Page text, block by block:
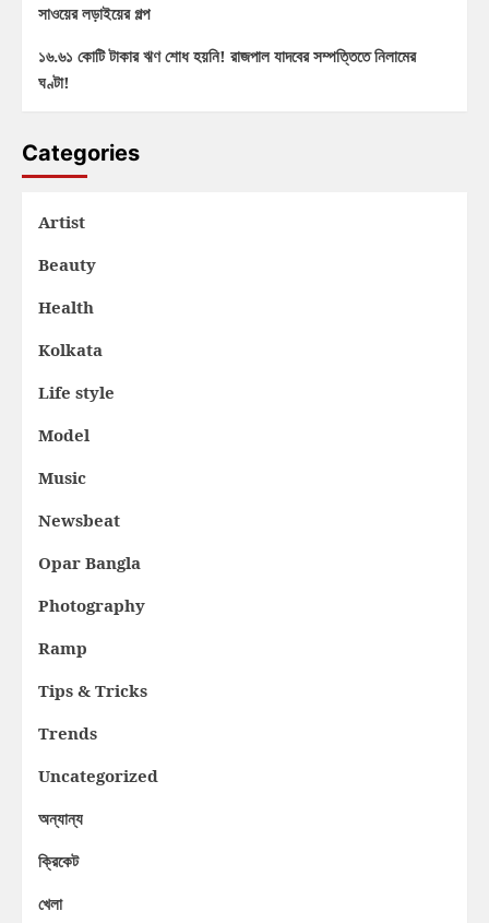
সাওয়ের লড়াইয়ের গল্প
১৬.৬১ কোটি টাকার ঋণ শোধ হয়নি! রাজপাল যাদবের সম্পত্তিতে নিলামের
ঘণ্টা!
Categories
Artist
Beauty
Health
Kolkata
Life style
Model
Music
Newsbeat
Opar Bangla
Photography
Ramp
Tips & Tricks
Trends
Uncategorized
অন্যান্য
ক্রিকেট
খেলা